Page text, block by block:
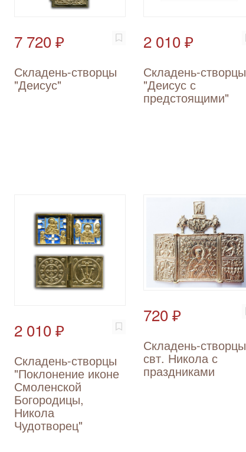
7 720 ₽
Складень-створцы
"Деисус"
2 010 ₽
Складень-створцы
"Деисус с
предстоящими"
2 010 ₽
Складень-створцы
"Поклонение иконе
Смоленской
Богородицы,
Никола
Чудотворец"
720 ₽
Складень-створцы
свт. Никола с
праздниками